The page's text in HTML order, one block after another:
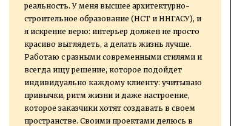
реальность. У меня высшее архитектурно-
строительное образование (НСТ и ННГАСУ), и
я искренне верю: интерьер должен не просто
красиво выглядеть, а делать жизнь лучше.
Работаю с разными современными стилями и
всегда ищу решение, которое подойдет
индивидуально каждому клиенту: учитываю
привычки, ритм жизни и даже настроение,
которое заказчики хотят создавать в своем
пространстве. Своими проектами делюсь в